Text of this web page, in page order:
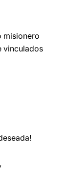
misionero
vinculados